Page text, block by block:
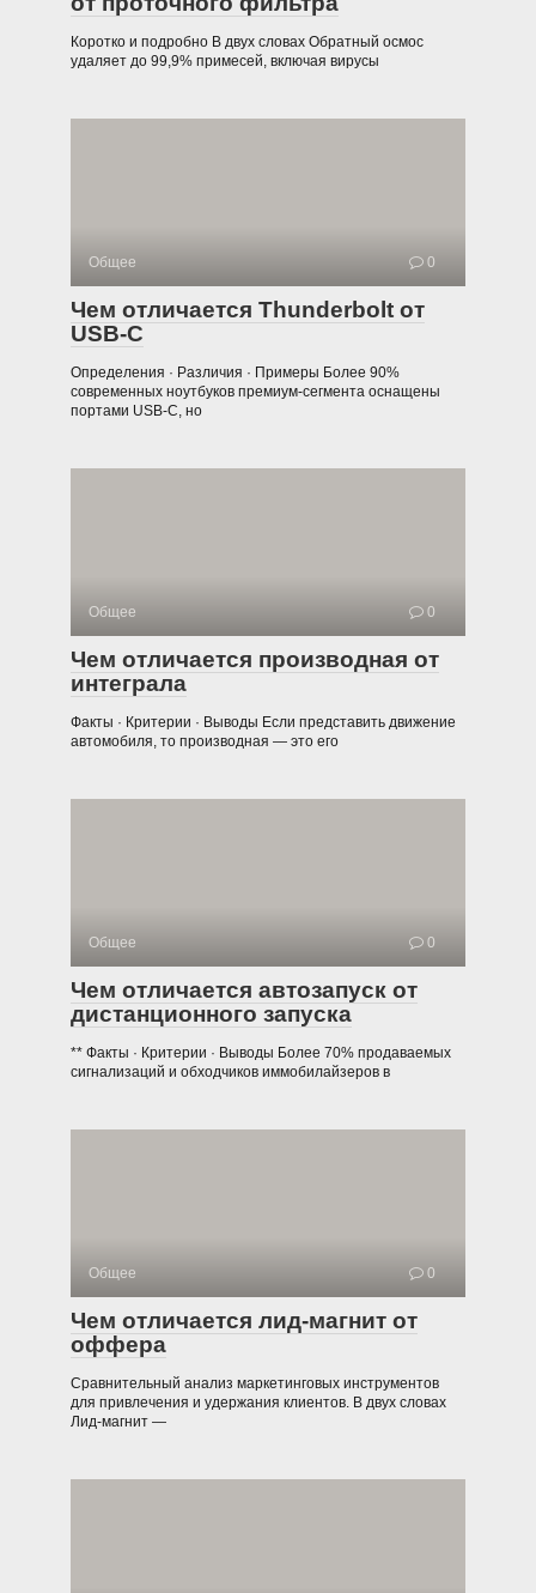
Коротко и подробно В двух словах Обратный осмос
удаляет до 99,9% примесей, включая вирусы
Общее 0
Чем отличается Thunderbolt от
USB-C
Определения · Различия · Примеры Более 90%
современных ноутбуков премиум-сегмента оснащены
портами USB-C, но
Общее 0
Чем отличается производная от
интеграла
Факты · Критерии · Выводы Если представить движение
автомобиля, то производная — это его
Общее 0
Чем отличается автозапуск от
дистанционного запуска
** Факты · Критерии · Выводы Более 70% продаваемых
сигнализаций и обходчиков иммобилайзеров в
Общее 0
Чем отличается лид-магнит от
оффера
Сравнительный анализ маркетинговых инструментов
для привлечения и удержания клиентов. В двух словах
Лид-магнит —